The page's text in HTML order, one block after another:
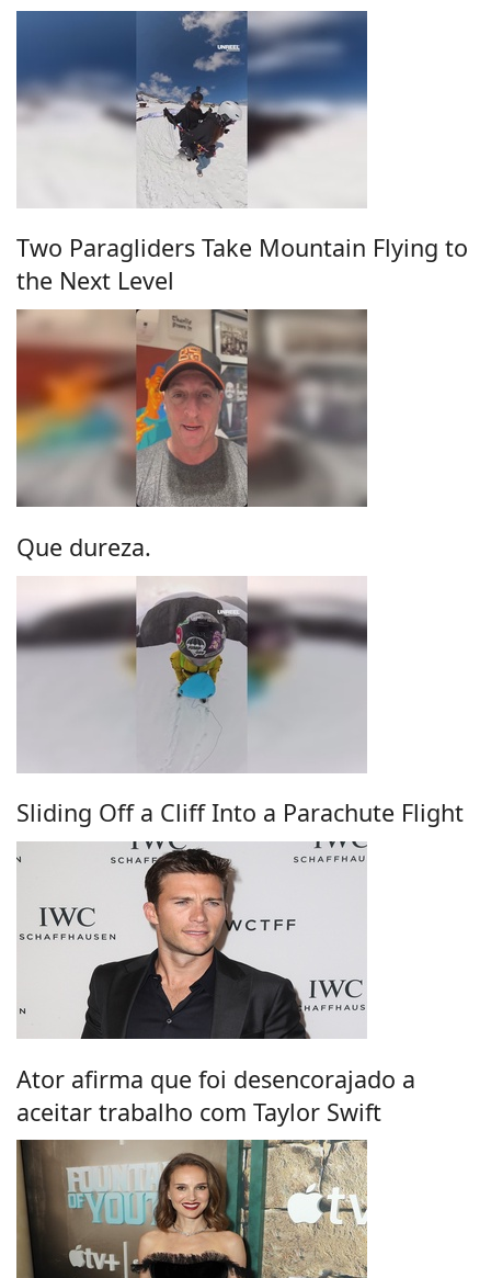
Two Paragliders Take Mountain Flying to
the Next Level
Que dureza.
Sliding Off a Cliff Into a Parachute Flight
Ator afirma que foi desencorajado a
aceitar trabalho com Taylor Swift